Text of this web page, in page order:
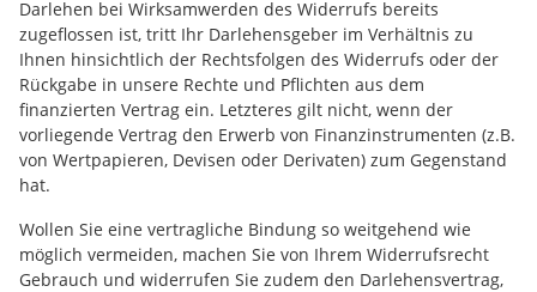
Darlehen bei Wirksamwerden des Widerrufs bereits
zugeflossen ist, tritt Ihr Darlehensgeber im Verhältnis zu
Ihnen hinsichtlich der Rechtsfolgen des Widerrufs oder der
Rückgabe in unsere Rechte und Pflichten aus dem
finanzierten Vertrag ein. Letzteres gilt nicht, wenn der
vorliegende Vertrag den Erwerb von Finanzinstrumenten (z.B.
von Wertpapieren, Devisen oder Derivaten) zum Gegenstand
hat.
Wollen Sie eine vertragliche Bindung so weitgehend wie
möglich vermeiden, machen Sie von Ihrem Widerrufsrecht
Gebrauch und widerrufen Sie zudem den Darlehensvertrag,